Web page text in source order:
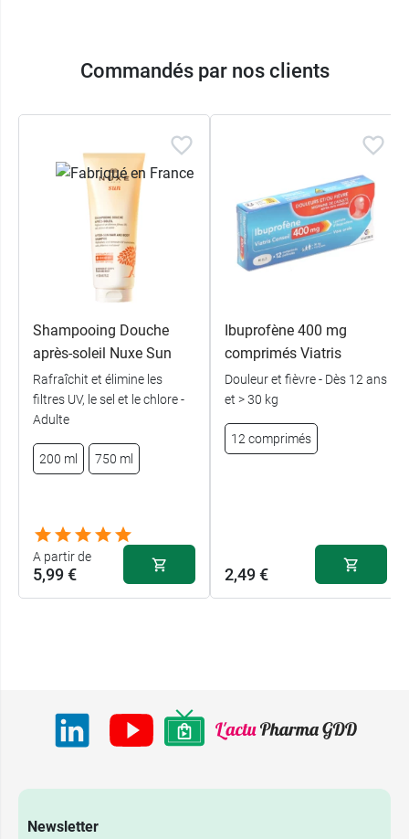
Commandés par nos clients
Shampooing Douche
après-soleil Nuxe Sun
Rafraîchit et élimine les
filtres UV, le sel et le chlore -
Adulte
200 ml 750 ml
A partir de
5,99 €
Ibuprofène 400 mg
comprimés Viatris
Douleur et fièvre - Dès 12 ans
et > 30 kg
12 comprimés
2,49 €
Newsletter